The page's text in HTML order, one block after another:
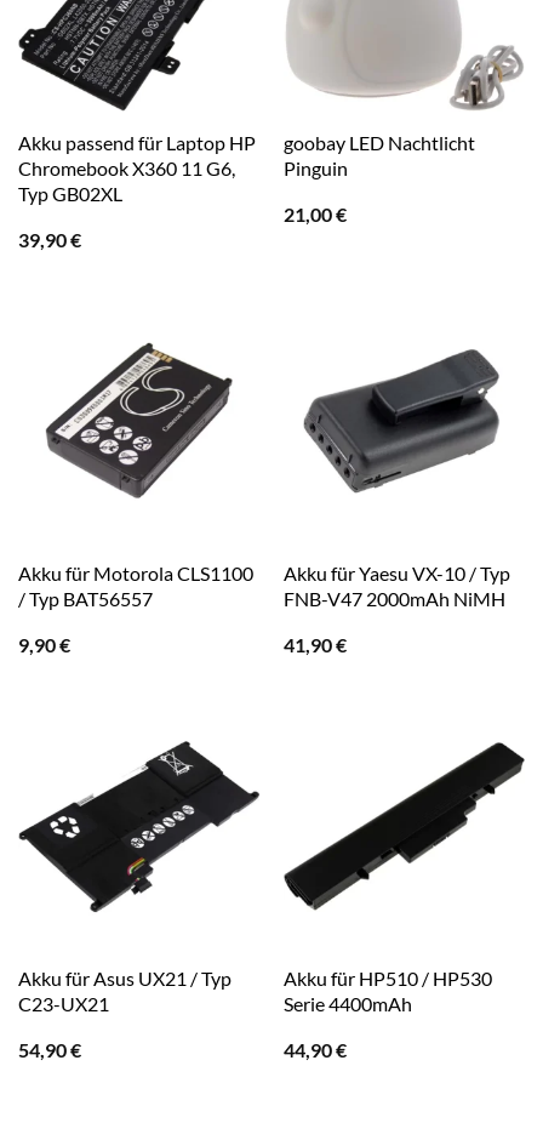
Akku passend für Laptop HP
Chromebook X360 11 G6,
Typ GB02XL
39,90€
goobay LED Nachtlicht
Pinguin
21,00€
Akku für Motorola CLS1100
/ Typ BAT56557
9,90€
Akku für Yaesu VX-10 / Typ
FNB-V47 2000mAh NiMH
41,90€
Akku für Asus UX21 / Typ
C23-UX21
54,90€
Akku für HP510 / HP530
Serie 4400mAh
44,90€